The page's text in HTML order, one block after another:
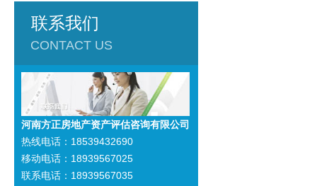
联系我们
CONTACT US
河南方正房地产资产评估咨询有限公司
热线电话：18539432690
移动电话：18939567025
联系电话：18939567035